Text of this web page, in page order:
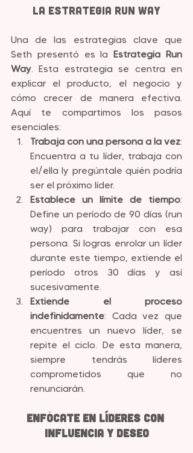
La Estrategia Run Way
Una de las estrategias clave que
Seth presentó es la Estrategia Run
Way. Esta estrategia se centra en
explicar el producto, el negocio y
cómo crecer de manera efectiva.
Aquí te compartimos los pasos
esenciales:
Trabaja con una persona a la vez:
Encuentra a tu líder, trabaja con
el/ella ly pregúntale quién podría
ser el próximo líder.
Establece un límite de tiempo:
Define un período de 90 días (run
way) para trabajar con esa
persona. Si logras enrolar un líder
durante este tiempo, extiende el
período otros 30 días y así
sucesivamente.
Extiende el proceso
indefinidamente: Cada vez que
encuentres un nuevo líder, se
repite el ciclo. De esta manera,
siempre tendrás líderes
comprometidos que no
renunciarán.
Enfócate en Líderes con
Influencia y Deseo